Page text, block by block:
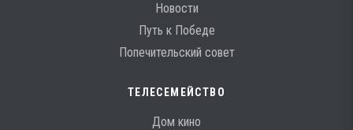
Новости
Путь к Победе
Попечительский совет
ТЕЛЕСЕМЕЙСТВО
Дом кино